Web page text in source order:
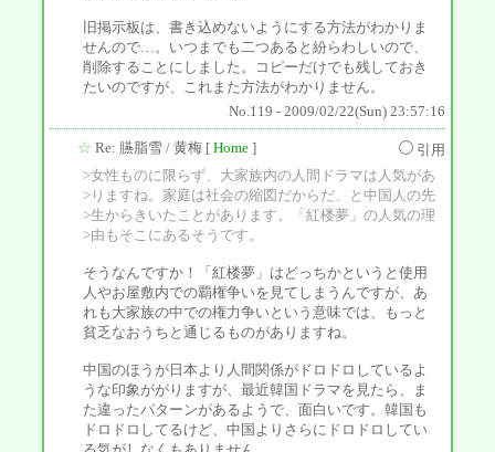
旧掲示板は、書き込めないようにする方法がわかりま
せんので…。いつまでも二つあると紛らわしいので、
削除することにしました。コピーだけでも残しておき
たいのですが、これまた方法がわかりません。
No.119 - 2009/02/22(Sun) 23:57:16
☆ Re: 臙脂雪 / 黄梅 [ Home ]
引用
>女性ものに限らず、大家族内の人間ドラマは人気があ
>りますね。家庭は社会の縮図だからだ、と中国人の先
>生からきいたことがあります。「紅楼夢」の人気の理
>由もそこにあるそうです。
そうなんですか！「紅楼夢」はどっちかというと使用
人やお屋敷内での覇権争いを見てしまうんですが、あ
れも大家族の中での権力争いという意味では、もっと
貧乏なおうちと通じるものがありますね。
中国のほうが日本より人間関係がドロドロしているよ
うな印象ががりますが、最近韓国ドラマを見たら、ま
た違ったパターンがあるようで、面白いです。韓国も
ドロドロしてるけど、中国よりさらにドロドロしてい